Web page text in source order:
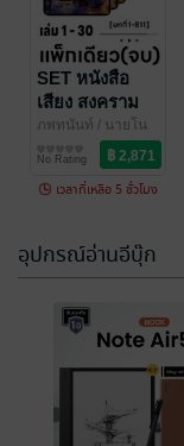
SET หนังสือ
เสียง สงคราม
ราชันย์
จักรพรรดิ เล่ม
1-30 (จบ)
ภพทนันท์ / นายโน
นิยายแฟนตาซี
No Rating
เวลาที่เหลือ 5 ชั่วโมง
-45%
ข้าคือสตรีใน
อุปกรณ์อ่านอีบุ๊ก